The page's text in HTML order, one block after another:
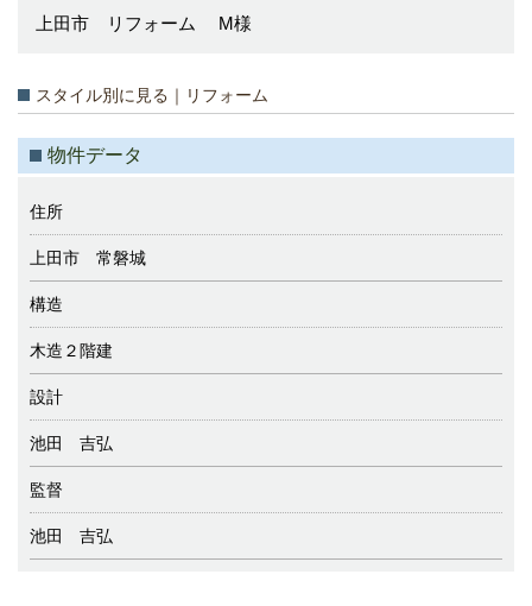
上田市 リフォーム M様
スタイル別に見る｜リフォーム
物件データ
住所
上田市 常磐城
構造
木造２階建
設計
池田 吉弘
監督
池田 吉弘